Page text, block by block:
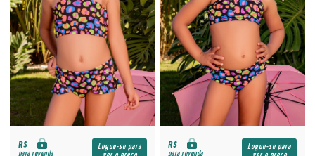
R$
para revenda
Logue-se para
R$
para revenda
Logue-se para